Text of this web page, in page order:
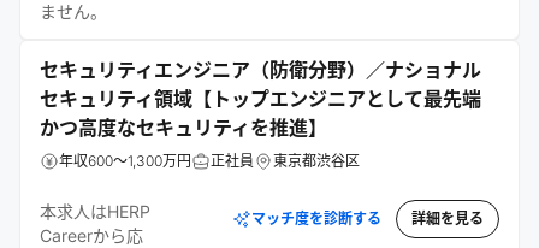
ません。
セキュリティエンジニア（防衛分野）／ナショナル
セキュリティ領域【トップエンジニアとして最先端
かつ高度なセキュリティを推進】
年収600～1,300万円 正社員 東京都渋谷区
本求人はHERP
Careerから応
マッチ度を診断する 詳細を見る